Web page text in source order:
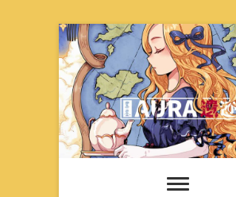
Skip
to
content